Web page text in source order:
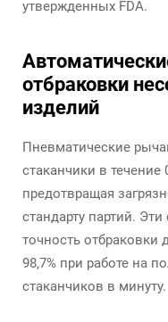
утвержденных FDA.
отбраковки
изделий
Пневматические
стаканчики в
предотвращая
стандарту партий.
точность отбраковки
98,7% при работе на
стаканчиков в минуту.